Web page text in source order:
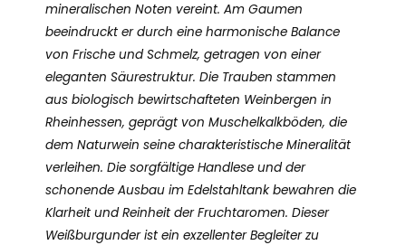
mineralischen Noten vereint. Am Gaumen
beeindruckt er durch eine harmonische Balance
von Frische und Schmelz, getragen von einer
eleganten Säurestruktur. Die Trauben stammen
aus biologisch bewirtschafteten Weinbergen in
Rheinhessen, geprägt von Muschelkalkböden, die
dem Naturwein seine charakteristische Mineralität
verleihen. Die sorgfältige Handlese und der
schonende Ausbau im Edelstahltank bewahren die
Klarheit und Reinheit der Fruchtaromen. Dieser
Weißburgunder ist ein exzellenter Begleiter zu